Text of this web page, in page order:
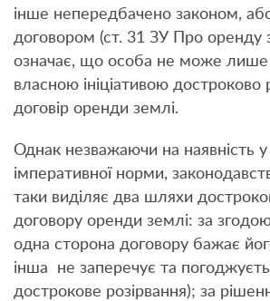
інше непередбачено законом,
договором (ст. 31 ЗУ Про оренду
означає, що особа не може лише
власною ініціативою достроково
договір оренди землі.
Однак незважаючи на наявність у
імперативної норми,
таки виділяє два шляхи
договору оренди землі: за
одна сторона договору бажає
інша не заперечує та
дострокове розірвання); за